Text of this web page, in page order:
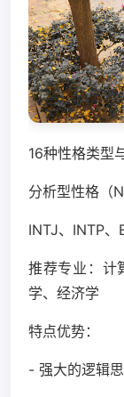
16种性格类型
分析型性格（
INTJ、INTP、
推荐专业：计
学、经济学
特点优势：
- 强大的逻辑